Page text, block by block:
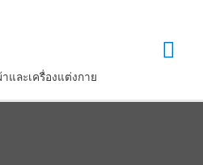
และเครื่องแต่งกาย